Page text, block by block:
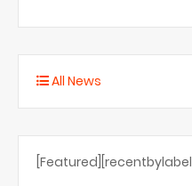
All News
[Featured][recentbylabel]